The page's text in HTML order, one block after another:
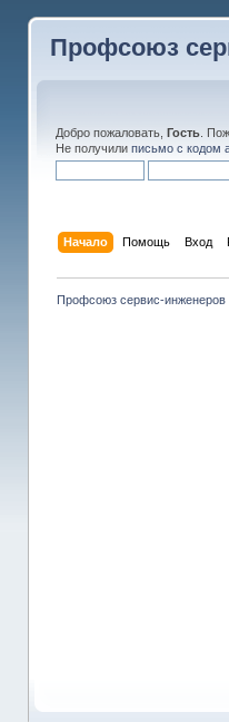
Профсоюз
Добро пожаловать, Гость.
Не получили письмо с кодом
Начало Помощь Вход
Профсоюз сервис-инженеров